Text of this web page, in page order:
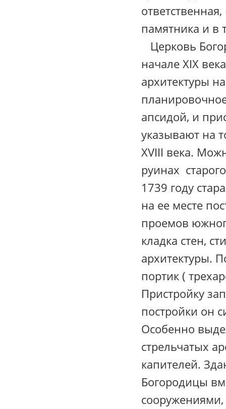
памятника и в
Церковь
начале XIX
архитектуры
апсидой, и
указывают на
XVIII века.
руинах
1739 году
на ее месте
проемов
кладка стен,
архитектуры.
портик (
Пристройку
постройки он
Особенно
стрельчатых
капителей.
Богородицы
сооружениями,